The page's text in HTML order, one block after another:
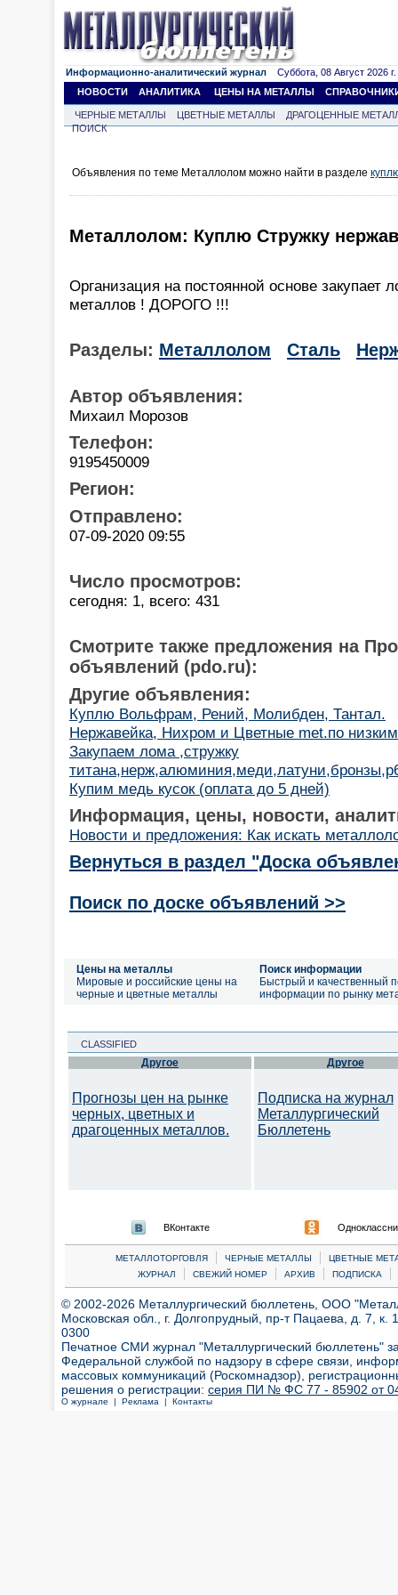
Информационно-аналитический журнал Суббота, 08 Август 2026 г.
НОВОСТИ
АНАЛИТИКА ЦЕНЫ НА МЕТАЛЛЫ
ЧЕРНЫЕ МЕТАЛЛЫ ЦВЕТНЫЕ МЕТАЛЛЫ
ДРАГОЦЕННЫЕ
ПОИСК
Объявления по теме Металлолом можно найти в разделе
Металлолом: Куплю Стружку
Организация на постоянной основе закупает
металлов ! ДОРОГО !!!
Разделы: Металлолом Сталь
Автор объявления:
Михаил Морозов
Телефон:
9195450009
Регион:
Отправлено:
07-09-2020 09:55
Число просмотров:
сегодня: 1, всего: 431
Смотрите также предложения на
объявлений (pdo.ru):
Другие объявления:
Куплю Вольфрам, Рений, Молибден, Тантал.
Нержавейка, Нихром и Цветные met.по
Закупаем лома ,стружку
Купим медь кусок (оплата до 5 дней)
Информация, цены, новости,
Новости и предложения: Как искать
Вернуться в раздел "Доска
Поиск по доске объявлений >>
Цены на металлы
Мировые и российские цены на
черные и цветные металлы
Поиск информации
Быстрый и качественный
информации по рынку
CLASSIFIED
Другое
Прогнозы цен на рынке
черных, цветных и
драгоценных металлов.
Другое
Подписка на журнал
Металлургический
Бюллетень
ВКонтакте
МЕТАЛЛОТОРГОВЛЯ | ЧЕРНЫЕ МЕТАЛЛЫ |
ЦВЕТНЫЕ
ЖУРНАЛ
| СВЕЖИЙ НОМЕР | АРХИВ | ПОДПИСКА |
© 2002-2026 Металлургический бюллетень, ООО
Московская обл., г. Долгопрудный, пр-т Пацаева, д. 7,
0300
Печатное СМИ журнал "Металлургический бюллетень"
Федеральной службой по надзору в сфере связи,
массовых коммуникаций (Роскомнадзор),
решения о регистрации: серия ПИ № ФС 77 - 85902 от 04
О журнале | Реклама | Контакты